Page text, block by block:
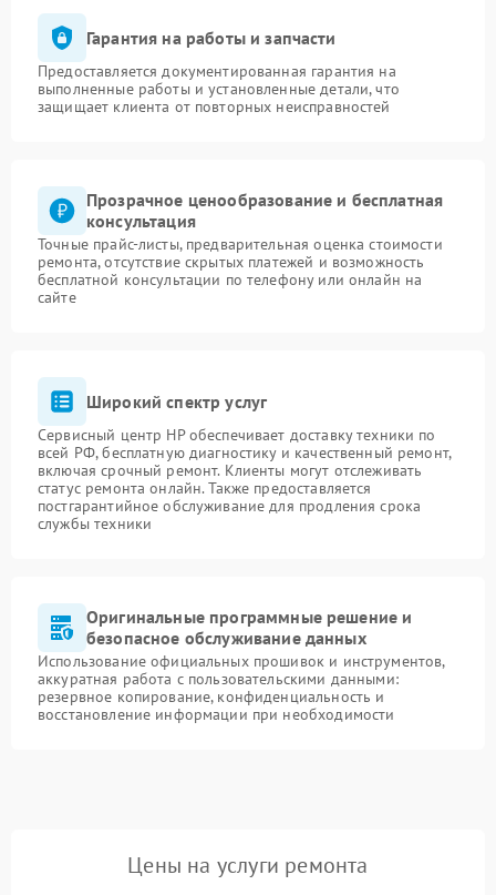
Гарантия на работы и запчасти
Предоставляется документированная гарантия на
выполненные работы и установленные детали, что
защищает клиента от повторных неисправностей
Прозрачное ценообразование и бесплатная
консультация
Точные прайс-листы, предварительная оценка стоимости
ремонта, отсутствие скрытых платежей и возможность
бесплатной консультации по телефону или онлайн на
сайте
Широкий спектр услуг
Сервисный центр HP обеспечивает доставку техники по
всей РФ, бесплатную диагностику и качественный ремонт,
включая срочный ремонт. Клиенты могут отслеживать
статус ремонта онлайн. Также предоставляется
постгарантийное обслуживание для продления срока
службы техники
Оригинальные программные решение и
безопасное обслуживание данных
Использование официальных прошивок и инструментов,
аккуратная работа с пользовательскими данными:
резервное копирование, конфиденциальность и
восстановление информации при необходимости
Цены на услуги ремонта